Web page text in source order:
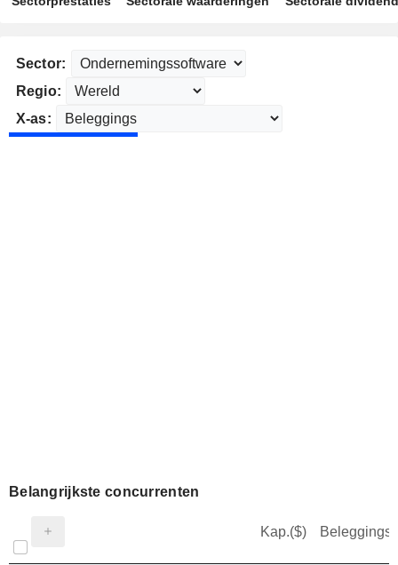
Sector:
Regio:
X-as:
Belangrijkste concurrenten
Kap.($) Beleggings